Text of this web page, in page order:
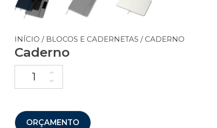
INÍCIO / BLOCOS E CADERNETAS / CADERNO
Caderno
ORÇAMENTO